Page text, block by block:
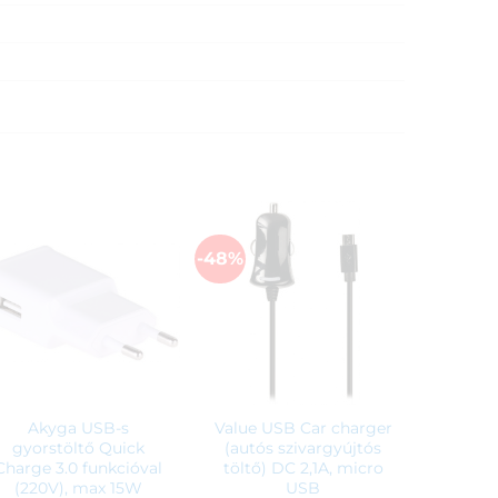
Akyga USB-s
gyorstöltő Quick
3.0 funkcióval
(220V), max 15W
-48%
Value USB Car charger
(autós szivargyújtós
töltő) DC 2,1A, micro
USB